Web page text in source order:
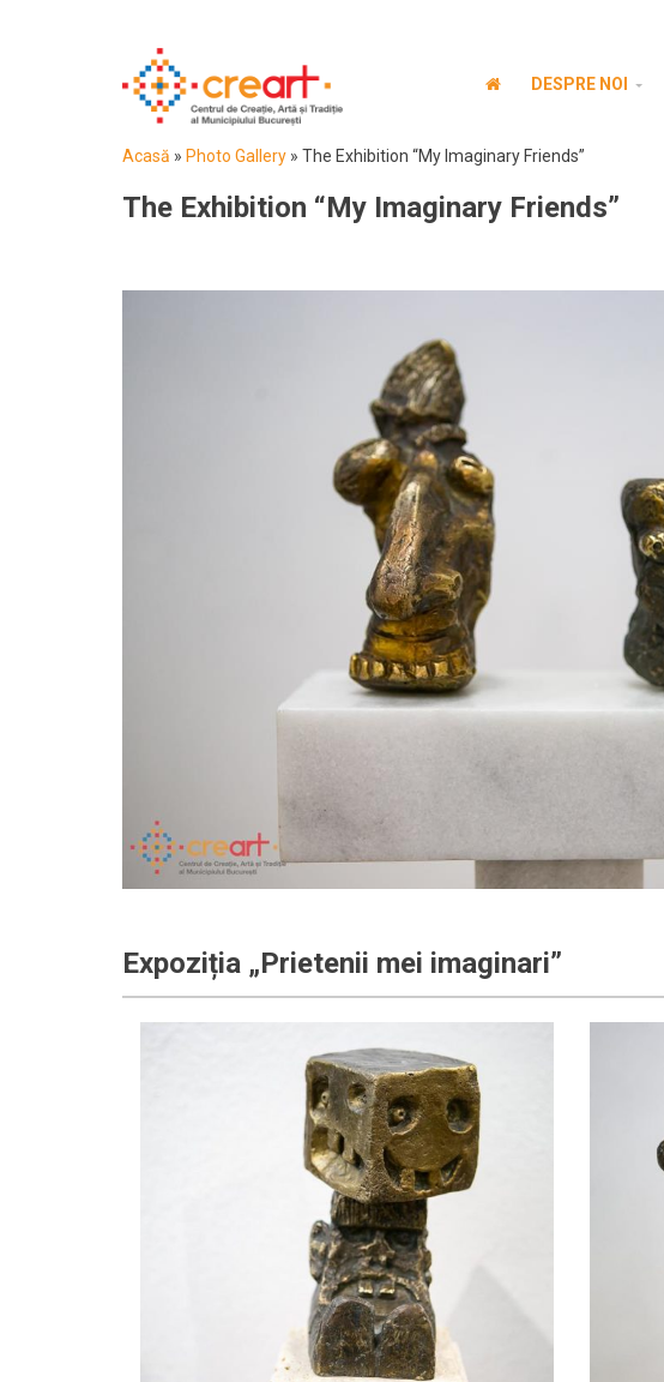
DESPRE NOI
Acasă » Photo Gallery » The Exhibition “My Imaginary Friends”
The Exhibition “My Imaginary Friends”
Expoziția „Prietenii mei imaginari”